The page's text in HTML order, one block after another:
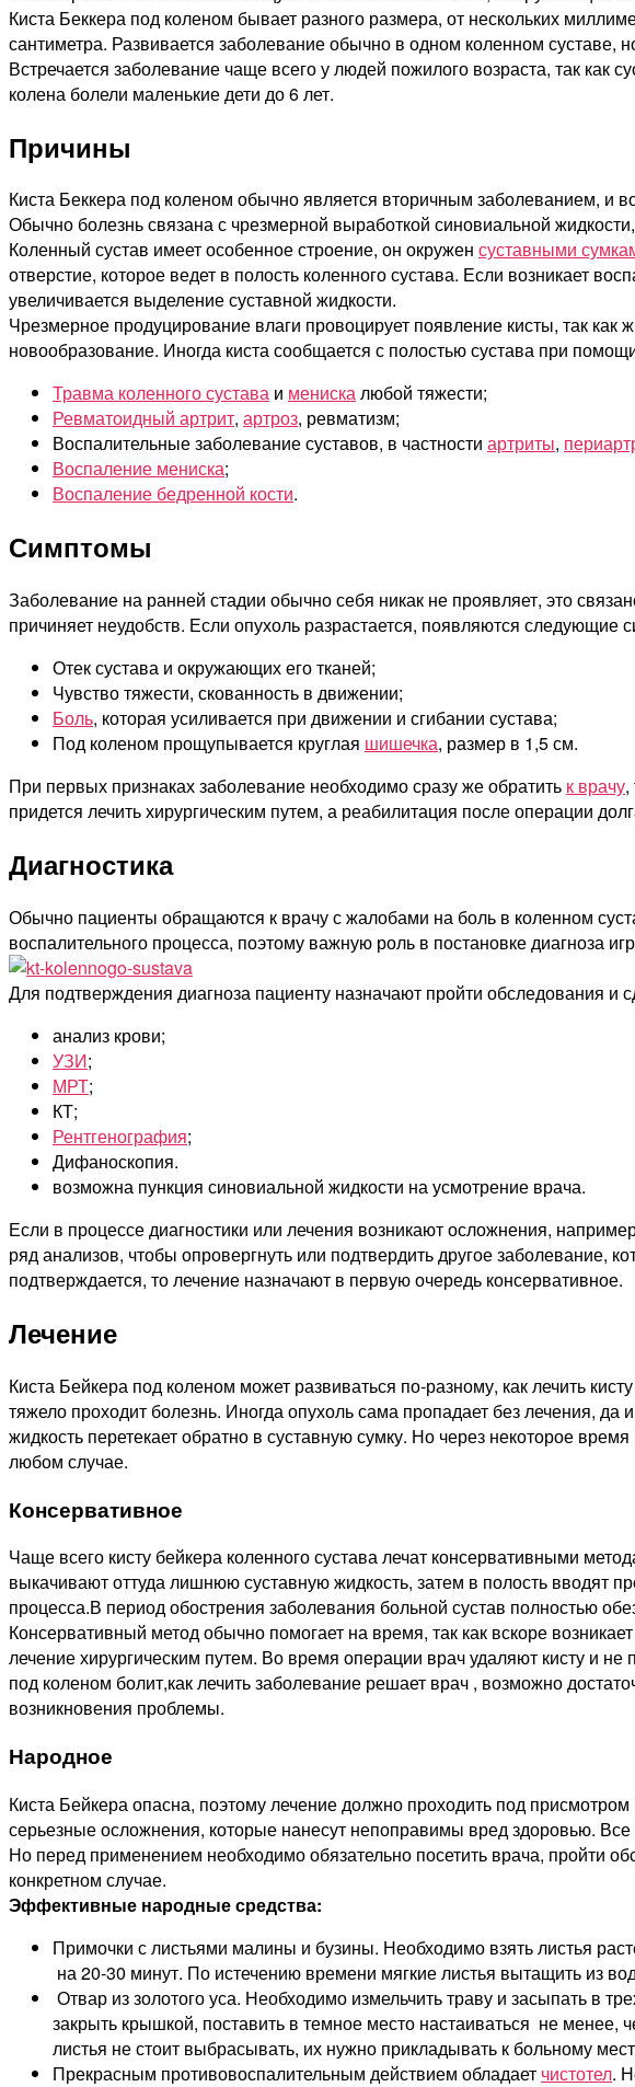
Киста Беккера под коленом бывает разного размера, от нескольких
сантиметра. Развивается заболевание обычно в одном коленном суставе,
Встречается заболевание чаще всего у людей пожилого возраста, так
колена болели маленькие дети до 6 лет.
Причины
Киста Беккера под коленом обычно является вторичным заболеванием, и
Обычно болезнь связана с чрезмерной выработкой синовиальной
Коленный сустав имеет особенное строение, он окружен суставными
отверстие, которое ведет в полость коленного сустава. Если возникает
увеличивается выделение суставной жидкости.
Чрезмерное продуцирование влаги провоцирует появление кисты, так как
новообразование. Иногда киста сообщается с полостью сустава при
Травма коленного сустава и менискалюбой тяжести;
Ревматоидный артрит, артроз, ревматизм;
Воспалительные заболевание суставов, в частности артриты,
Воспаление мениска;
Воспаление бедренной кости.
Симптомы
Заболевание на ранней стадии обычно себя никак не проявляет, это
причиняет неудобств. Если опухоль разрастается, появляются следующие
Отек сустава и окружающих его тканей;
Чувство тяжести, скованность в движении;
Боль, которая усиливается при движении и сгибании сустава;
Под коленом прощупывается круглая шишечка, размер в 1,5 см.
При первых признаках заболевание необходимо сразу же обратить к врачу,
придется лечить хирургическим путем, а реабилитация после операции
Диагностика
Обычно пациенты обращаются к врачу с жалобами на боль в коленном
воспалительного процесса, поэтому важную роль в постановке диагноза
Для подтверждения диагноза пациенту назначают пройти обследования и
анализ крови;
УЗИ;
МРТ;
КТ;
Рентгенография;
Дифаноскопия.
возможна пункция синовиальной жидкости на усмотрение врача.
Если в процессе диагностики или лечения возникают осложнения,
ряд анализов, чтобы опровергнуть или подтвердить другое
подтверждается, то лечение назначают в первую очередь консервативное.
Лечение
Киста Бейкера под коленом может развиваться по-разному, как лечить
тяжело проходит болезнь. Иногда опухоль сама пропадает без лечения,
жидкость перетекает обратно в суставную сумку. Но через некоторое
любом случае.
Консервативное
Чаще всего кисту бейкера коленного сустава лечат консервативными
выкачивают оттуда лишнюю суставную жидкость, затем в полость вводят
процесса.В период обострения заболевания больной сустав полностью
Консервативный метод обычно помогает на время, так как вскоре
лечение хирургическим путем. Во время операции врач удаляют кисту и
под коленом болит,как лечить заболевание решает врач , возможно
возникновения проблемы.
Народное
Киста Бейкера опасна, поэтому лечение должно проходить под
серьезные осложнения, которые нанесут непоправимы вред здоровью.
Но перед применением необходимо обязательно посетить врача, пройти
конкретном случае.
Эффективные народные средства:
Примочки с листьями малины и бузины. Необходимо взять листья
на 20-30 минут. По истечению времени мягкие листья вытащить из
Отвар из золотого уса. Необходимо измельчить траву и засыпать в
закрыть крышкой, поставить в темное место настаиваться не менее,
листья не стоит выбрасывать, их нужно прикладывать к больному
Прекрасным противовоспалительным действием обладает чистотел.